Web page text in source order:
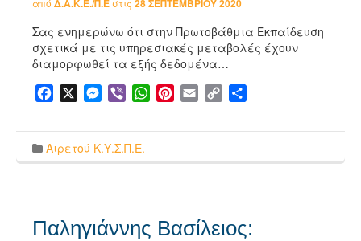
από Δ.Α.Κ.Ε./Π.Εστις 28 ΣΕΠΤΕΜΒΡΊΟΥ 2020
Σας ενημερώνω ότι στην Πρωτοβάθμια Εκπαίδευση
σχετικά με τις υπηρεσιακές μεταβολές έχουν
διαμορφωθεί τα εξής δεδομένα…
Facebook Messenger
Viber WhatsApp
Pinterest
Email Copy
Αιρετού Κ.Υ.Σ.Π.Ε.
Παληγιάννης Βασίλειος: